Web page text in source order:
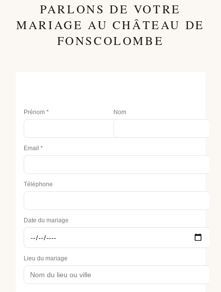
PARLONS DE VOTRE
MARIAGE AU CHÂTEAU DE
FONSCOLOMBE